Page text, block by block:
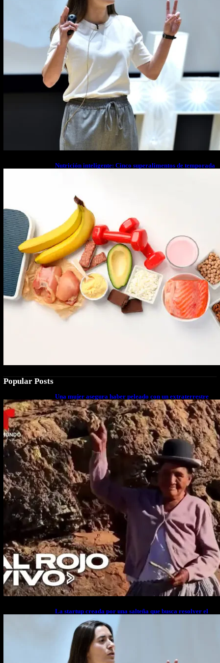
Nutrición inteligente: Cinco superalimentos de temporada
Popular Posts
Una mujer asegura haber peleado con un extraterrestre
cuerpo a cuerpo
La startup creada por una salteña que busca resolver el
estrés financiero en Latinoamérica